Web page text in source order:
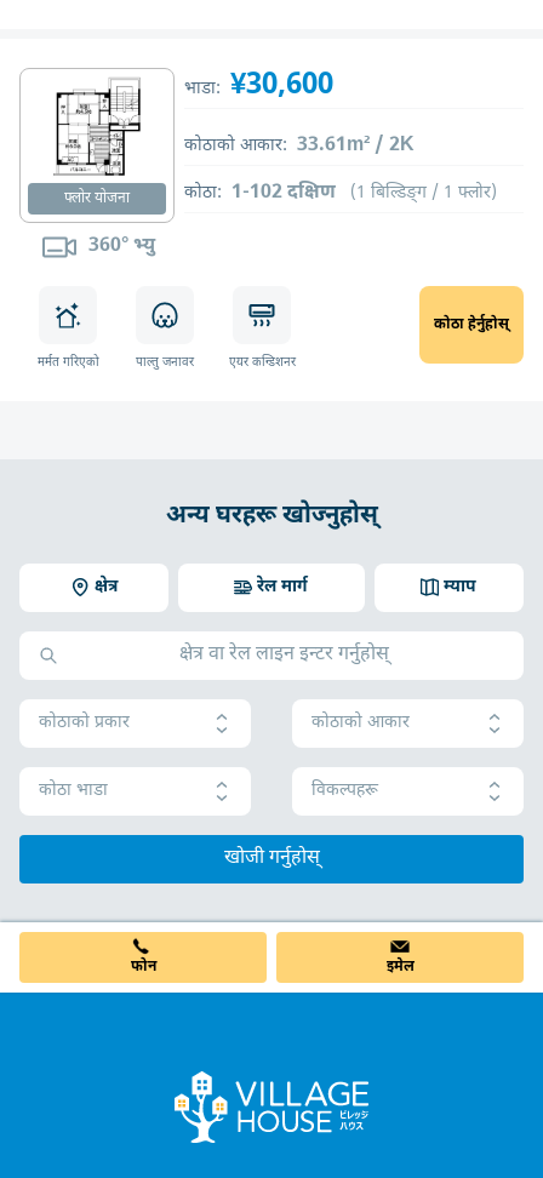
फ्लोर योजना
360° भ्यु
भाडा: ¥30,600
कोठाको आकार: 33.61m² / 2K
कोठा: 1-102 दक्षिण (1 बिल्डिङ्ग / 1 फ्लोर)
मर्मत गरिएको पाल्तु जनावर एयर कन्डिशनर
कोठा हेर्नुहोस्
अन्य घरहरू खोज्नुहोस्
क्षेत्र म्याप
रेल मार्ग
कोठाको प्रकार कोठाको आकार
कोठा भाडा विकल्पहरू
खोजी गर्नुहोस्
फोन इमेल